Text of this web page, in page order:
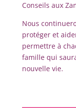
Conseils aux
Nous
protéger et
permettre à
famille qui
nouvelle vie.